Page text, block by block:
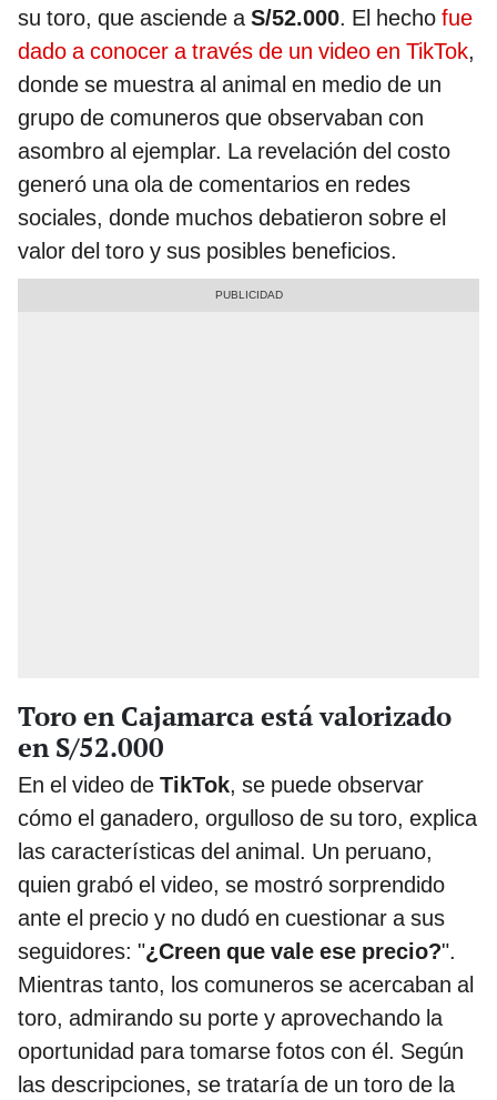
su toro, que asciende aS/52.000. El hecho fue
dado a conocer a través de un video en TikTok,
donde se muestra al animal en medio de un
grupo de comuneros que observaban con
asombro al ejemplar. La revelación del costo
generó una ola de comentarios en redes
sociales, donde muchos debatieron sobre el
valor del toro y sus posibles beneficios.
Toro en Cajamarca está valorizado
en S/52.000
En el video de TikTok, se puede observar
cómo el ganadero, orgulloso de su toro, explica
las características del animal. Un peruano,
quien grabó el video, se mostró sorprendido
ante el precio y no dudó en cuestionar a sus
seguidores: "¿Creen que vale ese precio?".
Mientras tanto, los comuneros se acercaban al
toro, admirando su porte y aprovechando la
oportunidad para tomarse fotos con él. Según
las descripciones, se trataría de un toro de la